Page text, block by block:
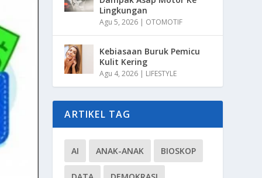
Lingkungan
Agu 5, 2026 | OTOMOTIF
Kebiasaan Buruk Pemicu
Kulit Kering
Agu 4, 2026 | LIFESTYLE
ARTIKEL TAG
AI ANAK-ANAK BIOSKOP